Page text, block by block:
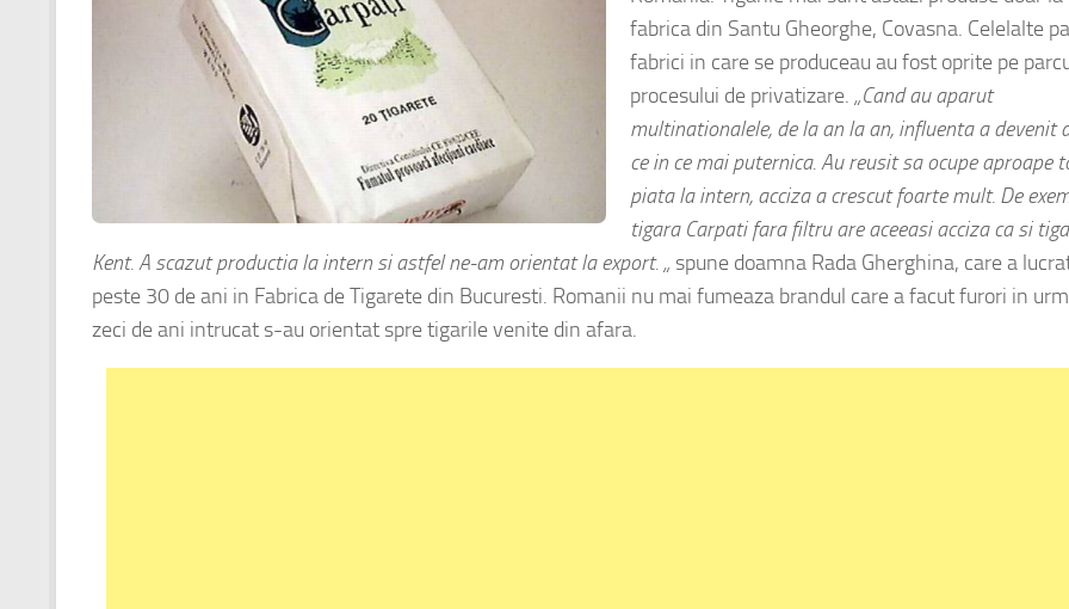
fabrica din Santu Gheorghe, Covasna. Celelalte
fabrici in care se produceau au fost oprite pe
procesului de privatizare. „Cand au aparut
multinationalele, de la an la an, influenta a devenit
ce in ce mai puternica. Au reusit sa ocupe aproape
piata la intern, acciza a crescut foarte mult. De
tigara Carpati fara filtru are aceeasi acciza ca si
Kent. A scazut productia la intern si astfel ne-am orientat la export. „ spune doamna Rada Gherghina, care a
peste 30 de ani in Fabrica de Tigarete din Bucuresti. Romanii nu mai fumeaza brandul care a facut furori in
zeci de ani intrucat s-au orientat spre tigarile venite din afara.